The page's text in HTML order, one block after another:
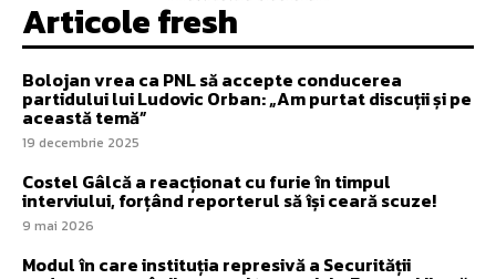
Articole fresh
Bolojan vrea ca PNL să accepte conducerea
partidului lui Ludovic Orban: „Am purtat discuții și pe
această temă”
19 decembrie 2025
Costel Gâlcă a reacționat cu furie în timpul
interviului, forțând reporterul să își ceară scuze!
9 mai 2026
Modul în care instituția represivă a Securității